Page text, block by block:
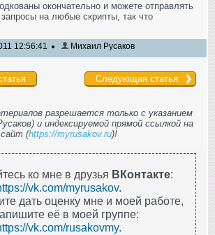
окончательно и можете отправлять
на любые скрипты, так что
12:56:41 Михаил Русаков
Следующая статья
разрешается только с указанием
и индексируемой прямой ссылкой на
сайт (https://myrusakov.ru)!
ко мне в друзья ВКонтакте:
vk.com/myrusakov.
дать оценку мне и моей работе,
её в моей группе:
vk.com/rusakovmy.